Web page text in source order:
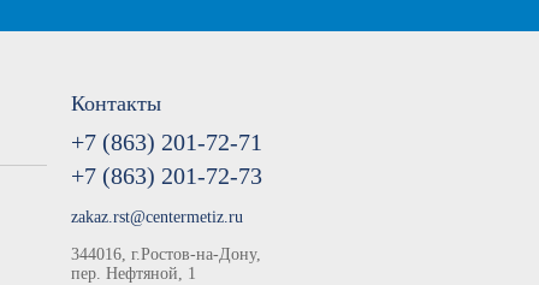
Контакты
+7 (863) 201-72-71
+7 (863) 201-72-73
zakaz.rst@centermetiz.ru
344016, г.Ростов-на-Дону,
пер. Нефтяной, 1